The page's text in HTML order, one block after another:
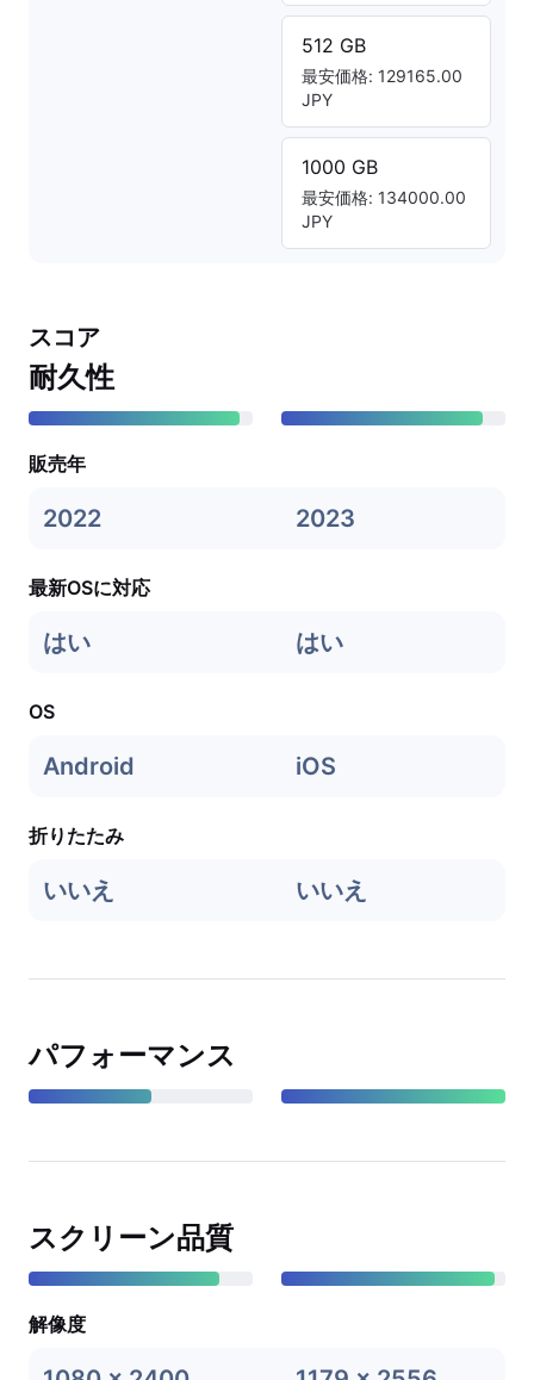
512 GB
最安価格: 129165.00
JPY
1000 GB
最安価格: 134000.00
JPY
スコア
耐久性
販売年
2022 2023
最新OSに対応
はい はい
OS
Android iOS
折りたたみ
いいえ いいえ
パフォーマンス
スクリーン品質
解像度